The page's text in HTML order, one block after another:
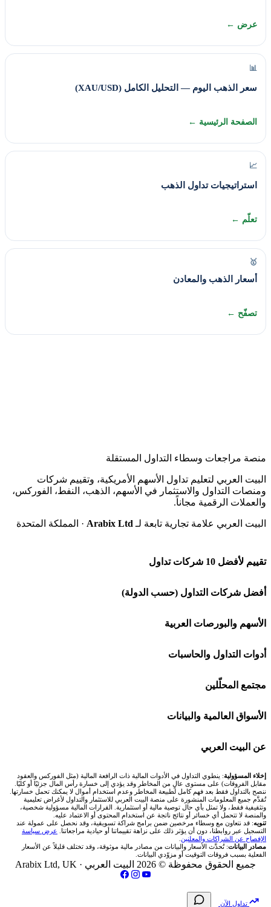
عرض ←
📊
سعر الذهب اليوم — التحليل الكامل (XAU/USD)
الصفحة الرئيسية ←
📈
استراتيجيات تداول الذهب
تعلّم ←
🥇
أسعار الذهب والمعادن
تصفّح ←
منصة مراجعات وسطاء التداول المستقلة
البيت العربي لتعليم تداول الأسهم الأمريكية، وتقييم شركات
ومنصات التداول والاستثمار في الأسهم، الذهب، النفط، الفوركس،
والعملات الرقمية مجاناً.
البيت العربي علامة تجارية تابعة لـ Arabix Ltd · المملكة المتحدة
تقييم لأفضل 10 شركات تداول
شركة Capital.com
افاتريد AvaTrade
اكسنس Exness
منصة بينانس
اكس تي بي XTB
انتراكتيف بروكرز IBKR
أفضل شركات التداول (حسب الدولة)
شركات تداول في السعودية
شركات تداول في الإمارات
شركات تداول في الكويت
شركات تداول في قطر
شركات تداول في الأردن
شركات تداول في العراق
شركات تداول في فلسطين
الأسهم والبورصات العربية
🌍 كل البورصات العربية
🇸🇦 السوق السعودية
🇦🇪 أسواق الإمارات
🇪🇬 البورصة المصرية
🇶🇦 بورصة قطر
🇯🇴 بورصة عمّان
🇧🇭 بورصة البحرين
أدوات التداول والحاسبات
🕌 حاسبة الزكاة
💱 محول العملات
🧮 حاسبة حجم اللوت
📊 حاسبة قيمة النقطة
💰 حاسبة ربح الفوركس
📌 حاسبة النقاط المحورية
📏 حاسبة حجم المركز
مجتمع المحلّلين
🧱 حائط المجتمع
🏆 لوحة المحلّلين
✍️ اكتب تحليلك
الأسواق العالمية والبيانات
🌐 المؤشرات العالمية
🥇 سعر الذهب اليوم
🥇 أسعار الذهب والمعادن
💱 أسعار العملات والفوركس
💵 سعر الريال السعودي في مصر
📅 المؤشرات الاقتصادية
عن البيت العربي
من نحن
تواصل معنا
فريق المؤلفين
مقالات تعليمية
سياسة تقييم الشركات
إخلاء المسؤولية: ينطوي التداول في الأدوات المالية ذات الرافعة المالية (مثل الفوركس والعقود
مقابل الفروقات) على مستوى عالٍ من المخاطر وقد يؤدي إلى خسارة رأس المال جزئيًا أو كليًا.
ننصح بالتداول فقط بعد فهم كامل لطبيعة المخاطر وعدم استخدام أموال لا يمكنك تحمل خسارتها.
تُقدَّم جميع المعلومات المنشورة على منصة البيت العربي للاستثمار والتداول لأغراض تعليمية
وتثقيفية فقط، ولا تمثل بأي حال توصية مالية أو استثمارية. القرارات المالية مسؤولية شخصية،
والمنصة لا تتحمل أي خسائر أو نتائج ناتجة عن استخدام المحتوى أو الاعتماد عليه.
تنويه: قد نتعاون مع وسطاء مرخصين ضمن برامج شراكة تسويقية، وقد نحصل على عمولة عند
التسجيل عبر روابطنا، دون أن يؤثر ذلك على نزاهة تقييماتنا أو حيادية مراجعاتنا. عرض سياسة
الإفصاح عن الشراكات والمعلنين
مصادر البيانات: تُحدَّث الأسعار والبيانات من مصادر مالية موثوقة، وقد تختلف قليلاً عن الأسعار
الفعلية بسبب فروقات التوقيت أو مزوّدي البيانات.
جميع الحقوق محفوظة © 2026 البيت العربي · Arabix Ltd, UK
تداول الآن